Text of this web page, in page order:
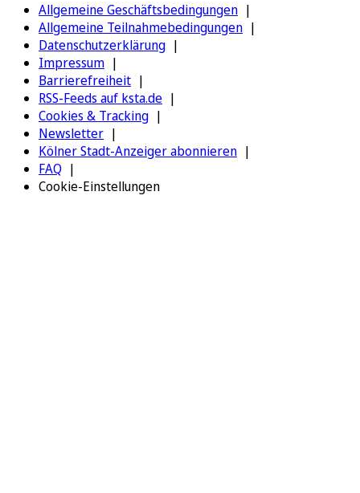
Allgemeine Geschäftsbedingungen
Allgemeine Teilnahmebedingungen
Datenschutzerklärung
Impressum
Barrierefreiheit
RSS-Feeds auf ksta.de
Cookies & Tracking
Newsletter
Kölner Stadt-Anzeiger abonnieren
FAQ
Cookie-Einstellungen